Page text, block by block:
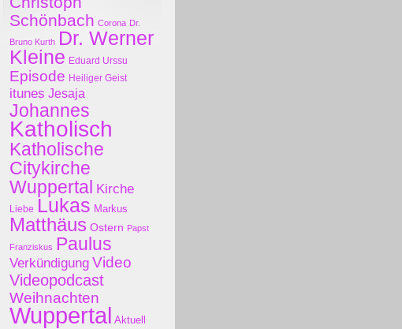
Schönbach Corona Dr.
Bruno Kurth Dr. Werner
Kleine Eduard Urssu
Episode Heiliger Geist
itunes Jesaja
Johannes
Katholisch
Katholische
Citykirche
Wuppertal Kirche
Liebe Lukas Markus
Matthäus Ostern Papst
Franziskus Paulus
Verkündigung Video
Videopodcast
Weihnachten
Wuppertal Aktuell